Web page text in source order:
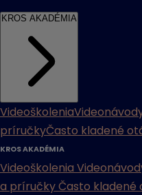
KROS AKADÉMIA
Videoškolenia
príručkyČasto kladené
KROS AKADÉMIA
Videoškolenia
a príručkyČasto kladené